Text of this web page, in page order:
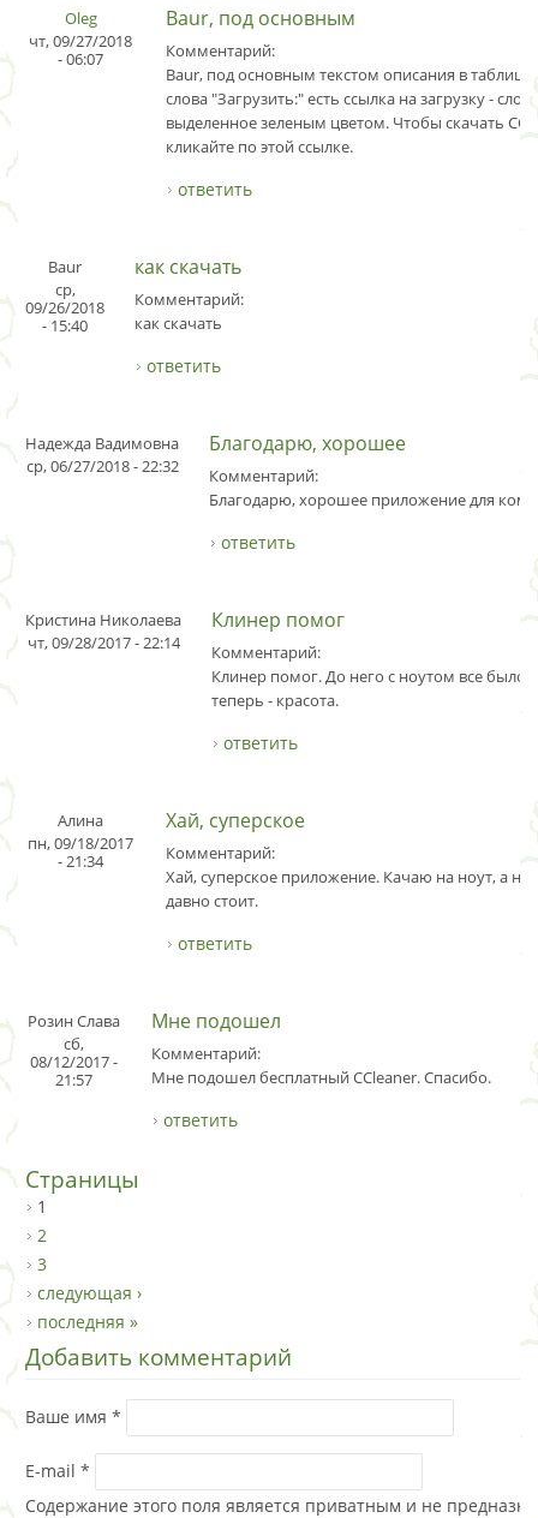
Oleg
чт, 09/27/2018
- 06:07
Baur, под основным
Комментарий:
Baur, под основным текстом описания в таблице
слова "Загрузить:" есть ссылка на загрузку -
выделенное зеленым цветом. Чтобы скачать
кликайте по этой ссылке.
ответить
Baur
ср,
09/26/2018
- 15:40
как скачать
Комментарий:
как скачать
ответить
Надежда Вадимовна
ср, 06/27/2018 - 22:32
Благодарю, хорошее
Комментарий:
Благодарю, хорошее приложение для
ответить
Кристина Николаева
чт, 09/28/2017 - 22:14
Клинер помог
Комментарий:
Клинер помог. До него с ноутом все было
теперь - красота.
ответить
Алина
пн, 09/18/2017
- 21:34
Хай, суперское
Комментарий:
Хай, суперское приложение. Качаю на ноут, а на
давно стоит.
ответить
Розин Слава
сб,
08/12/2017 -
21:57
Мне подошел
Комментарий:
Мне подошел бесплатный CCleaner. Спасибо.
ответить
Страницы
1
2
3
следующая ›
последняя »
Добавить комментарий
Ваше имя *
E-mail *
Содержание этого поля является приватным и не